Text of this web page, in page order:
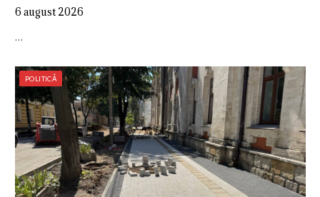
6 august 2026
…
POLITICĂ